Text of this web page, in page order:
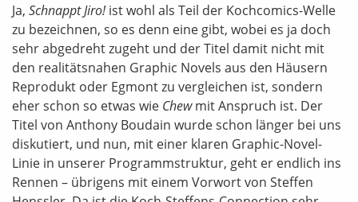
Ja, Schnappt Jiro!ist wohl als Teil der Kochcomics-Welle
zu bezeichnen, so es denn eine gibt, wobei es ja doch
sehr abgedreht zugeht und der Titel damit nicht mit
den realitätsnahen Graphic Novels aus den Häusern
Reprodukt oder Egmont zu vergleichen ist, sondern
eher schon so etwas wie Chewmit Anspruch ist. Der
Titel von Anthony Boudain wurde schon länger bei uns
diskutiert, und nun, mit einer klaren Graphic-Novel-
Linie in unserer Programmstruktur, geht er endlich ins
Rennen – übrigens mit einem Vorwort von Steffen